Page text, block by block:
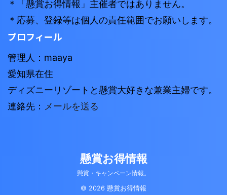
＊「懸賞お得情報」主催者ではありません。
＊応募、登録等は個人の責任範囲でお願いします。
プロフィール
管理人：maaya
愛知県在住
ディズニーリゾートと懸賞大好きな兼業主婦です。
連絡先： メールを送る
懸賞お得情報
懸賞・キャンペーン情報。
© 2026 懸賞お得情報